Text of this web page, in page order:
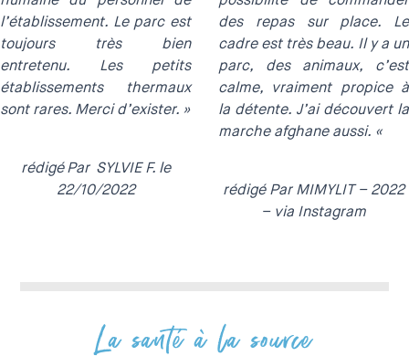
l’établissement. Le parc est
toujours très bien
entretenu. Les petits
établissements thermaux
sont rares. Merci d’exister. »
rédigéPar SYLVIE F. le
22/10/2022
des repas sur place. Le
cadre est très beau. Il y a un
parc, des animaux, c’est
calme, vraiment propice à
la détente. J’ai découvert la
marche afghane aussi. «
rédigé Par MIMYLIT – 2022
– via Instagram
La santé à la source